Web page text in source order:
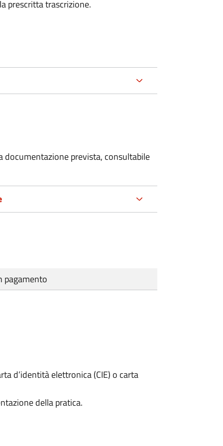
prescritta trascrizione.
prevista, consultabile
pagamento
d’identità elettronica (CIE) o carta
della pratica.